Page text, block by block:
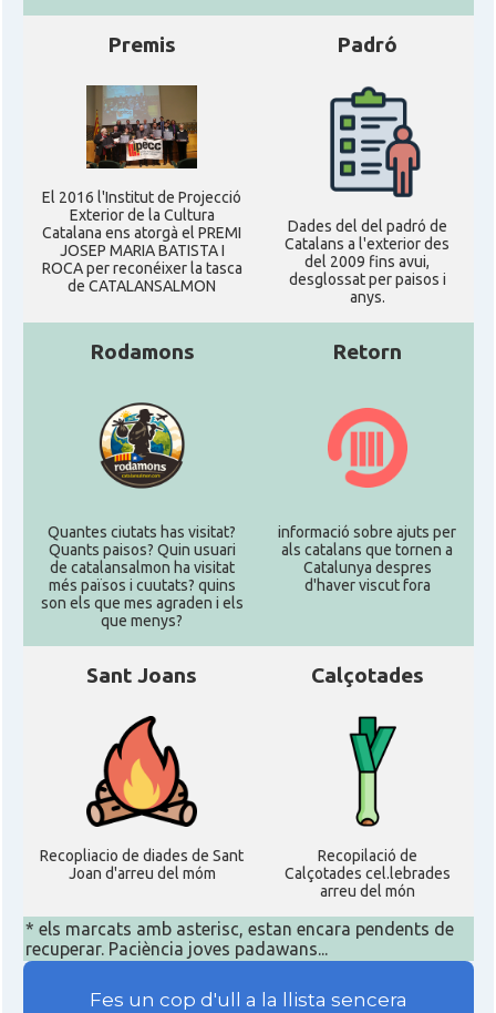
Premis
El 2016 l'Institut de Projecció
Exterior de la Cultura
Catalana ens atorgà el PREMI
JOSEP MARIA BATISTA I
ROCA per reconéixer la tasca
de CATALANSALMON
Padró
Dades del del padró de
Catalans a l'exterior des
del 2009 fins avui,
desglossat per paisos i
anys.
Rodamons
Quantes ciutats has visitat?
Quants paisos? Quin usuari
de catalansalmon ha visitat
més països i cuutats? quins
son els que mes agraden i els
que menys?
Retorn
informació sobre ajuts per
als catalans que tornen a
Catalunya despres
d'haver viscut fora
Sant Joans
Recopliacio de diades de Sant
Joan d'arreu del móm
Calçotades
Recopilació de
Calçotades cel.lebrades
arreu del món
* els marcats amb asterisc, estan encara pendents de
recuperar. Paciència joves padawans...
Fes un cop d'ull a la llista sencera